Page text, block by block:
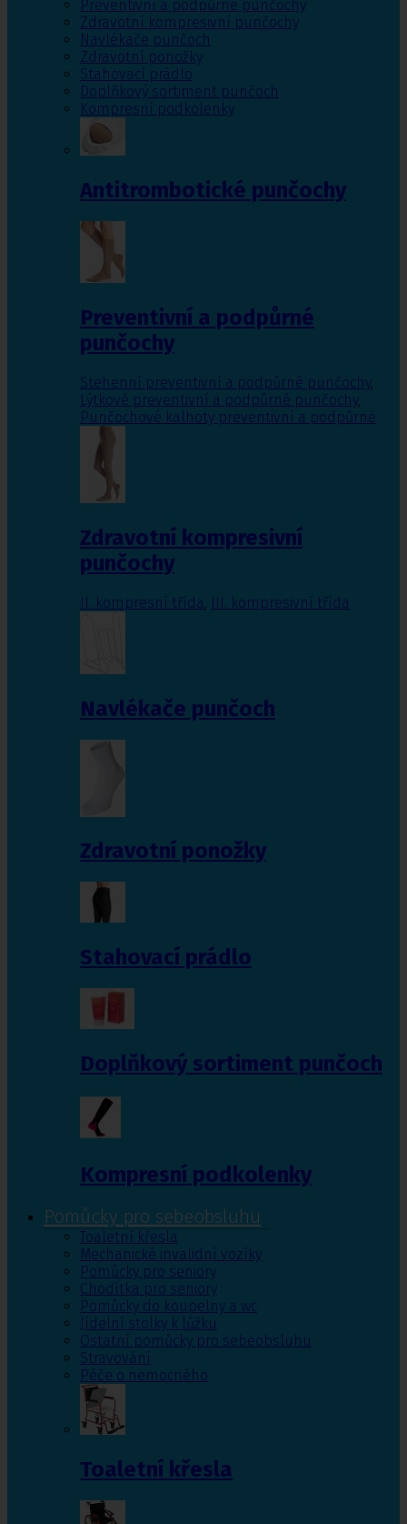
Preventivní a podpůrné punčochy
Zdravotní kompresivní punčochy
Navlékače punčoch
Zdravotní ponožky
Stahovací prádlo
Doplňkový sortiment punčoch
Kompresní podkolenky
Antitrombotické punčochy
Preventivní a podpůrné
punčochy
Stehenní preventivní a podpůrné punčochy,
Lýtkové preventivní a podpůrné punčochy,
Punčochové kalhoty preventivní a podpůrné
Zdravotní kompresivní
punčochy
II. kompresní třída III. kompresivní třída
Navlékače punčoch
Zdravotní ponožky
Stahovací prádlo
Doplňkový sortiment punčoch
Kompresní podkolenky
Pomůcky pro sebeobsluhu
Toaletní křesla
Mechanické invalidní vozíky
Pomůcky pro seniory
Chodítka pro seniory
Pomůcky do koupelny a wc
Jídelní stolky k lůžku
Ostatní pomůcky pro sebeobsluhu
Stravování
Péče o nemocného
Toaletní křesla